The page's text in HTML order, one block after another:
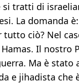
si tratti di
La domanda
tutto ciò? Nel
Il nostro
Ma è stato
e jihadista che